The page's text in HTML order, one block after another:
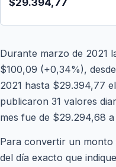
Durante marzo de 2021
$100,09 (+0,34%),
2021 hasta $29.394,77
publicaron 31 valores
mes fue de $29.294,68
Para convertir un monto
del día exacto que